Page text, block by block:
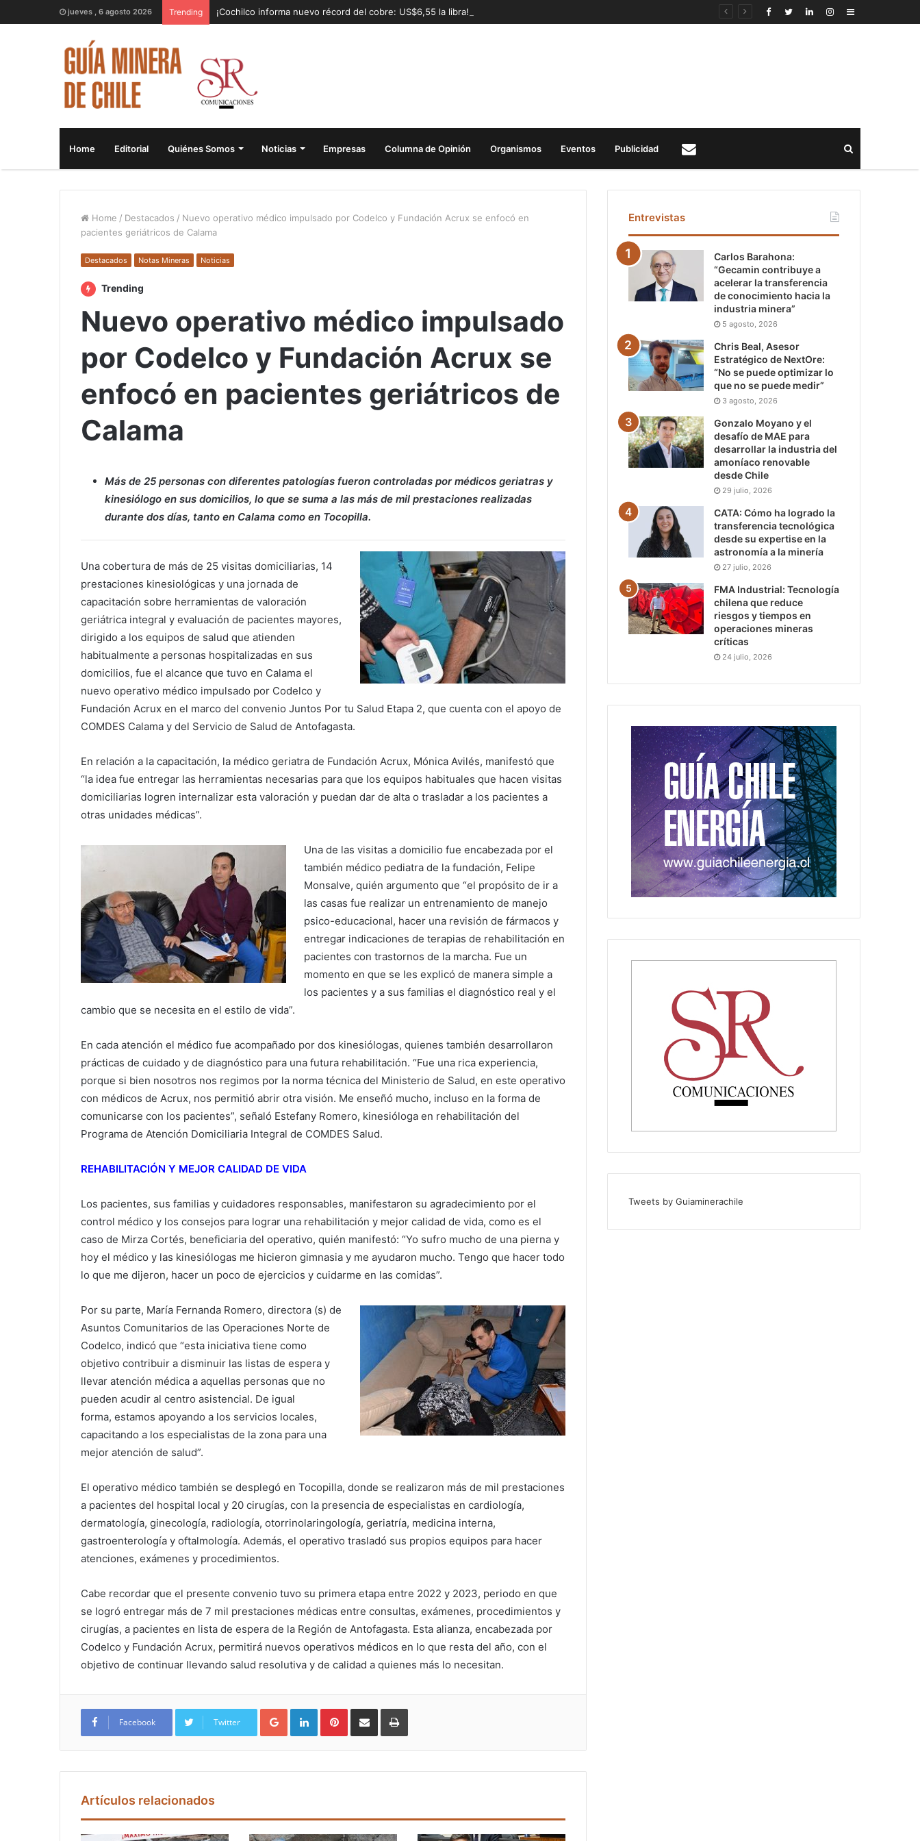
jueves , 6 agosto 2026 Trending ¡Cochilco informa nuevo récord del cobre: US$6,55 la libra! Sidebar
Home Editorial Quiénes Somos Noticias Empresas Columna de Opinión Organismos Eventos Publicidad
Home / Destacados / Nuevo operativo médico impulsado por Codelco y Fundación Acrux se enfocó en
pacientes geriátricos de Calama
Destacados Notas Mineras Noticias
Trending
Nuevo operativo médico impulsado
por Codelco y Fundación Acrux se
enfocó en pacientes geriátricos de
Calama
Más de 25 personas con diferentes patologías fueron controladas por médicos geriatras y
kinesiólogo en sus domicilios, lo que se suma a las más de mil prestaciones realizadas
durante dos días, tanto en Calama como en Tocopilla.
Una cobertura de más de 25 visitas domiciliarias, 14
prestaciones kinesiológicas y una jornada de
capacitación sobre herramientas de valoración
geriátrica integral y evaluación de pacientes mayores,
dirigido a los equipos de salud que atienden
habitualmente a personas hospitalizadas en sus
domicilios, fue el alcance que tuvo en Calama el
nuevo operativo médico impulsado por Codelco y
Fundación Acrux en el marco del convenio Juntos Por tu Salud Etapa 2, que cuenta con el apoyo de
COMDES Calama y del Servicio de Salud de Antofagasta.
En relación a la capacitación, la médico geriatra de Fundación Acrux, Mónica Avilés, manifestó que
“la idea fue entregar las herramientas necesarias para que los equipos habituales que hacen visitas
domiciliarias logren internalizar esta valoración y puedan dar de alta o trasladar a los pacientes a
otras unidades médicas”.
Una de las visitas a domicilio fue encabezada por el
también médico pediatra de la fundación, Felipe
Monsalve, quién argumento que “el propósito de ir a
las casas fue realizar un entrenamiento de manejo
psico-educacional, hacer una revisión de fármacos y
entregar indicaciones de terapias de rehabilitación en
pacientes con trastornos de la marcha. Fue un
momento en que se les explicó de manera simple a
los pacientes y a sus familias el diagnóstico real y el
cambio que se necesita en el estilo de vida”.
En cada atención el médico fue acompañado por dos kinesiólogas, quienes también desarrollaron
prácticas de cuidado y de diagnóstico para una futura rehabilitación. “Fue una rica experiencia,
porque si bien nosotros nos regimos por la norma técnica del Ministerio de Salud, en este operativo
con médicos de Acrux, nos permitió abrir otra visión. Me enseñó mucho, incluso en la forma de
comunicarse con los pacientes”, señaló Estefany Romero, kinesióloga en rehabilitación del
Programa de Atención Domiciliaria Integral de COMDES Salud.
REHABILITACIÓN Y MEJOR CALIDAD DE VIDA
Los pacientes, sus familias y cuidadores responsables, manifestaron su agradecimiento por el
control médico y los consejos para lograr una rehabilitación y mejor calidad de vida, como es el
caso de Mirza Cortés, beneficiaria del operativo, quién manifestó: “Yo sufro mucho de una pierna y
hoy el médico y las kinesiólogas me hicieron gimnasia y me ayudaron mucho. Tengo que hacer todo
lo que me dijeron, hacer un poco de ejercicios y cuidarme en las comidas”.
Por su parte, María Fernanda Romero, directora (s) de
Asuntos Comunitarios de las Operaciones Norte de
Codelco, indicó que “esta iniciativa tiene como
objetivo contribuir a disminuir las listas de espera y
llevar atención médica a aquellas personas que no
pueden acudir al centro asistencial. De igual
forma, estamos apoyando a los servicios locales,
capacitando a los especialistas de la zona para una
mejor atención de salud”.
El operativo médico también se desplegó en Tocopilla, donde se realizaron más de mil prestaciones
a pacientes del hospital local y 20 cirugías, con la presencia de especialistas en cardiología,
dermatología, ginecología, radiología, otorrinolaringología, geriatría, medicina interna,
gastroenterología y oftalmología. Además, el operativo trasladó sus propios equipos para hacer
atenciones, exámenes y procedimientos.
Cabe recordar que el presente convenio tuvo su primera etapa entre 2022 y 2023, periodo en que
se logró entregar más de 7 mil prestaciones médicas entre consultas, exámenes, procedimientos y
cirugías, a pacientes en lista de espera de la Región de Antofagasta. Esta alianza, encabezada por
Codelco y Fundación Acrux, permitirá nuevos operativos médicos en lo que resta del año, con el
objetivo de continuar llevando salud resolutiva y de calidad a quienes más lo necesitan.
Facebook Twitter
Google+ LinkedIn Pinterest
Artículos relacionados
Entrevistas
Carlos Barahona:
“Gecamin contribuye a
acelerar la transferencia
de conocimiento hacia la
industria minera”
5 agosto, 2026
Chris Beal, Asesor
Estratégico de NextOre:
“No se puede optimizar lo
que no se puede medir”
3 agosto, 2026
Gonzalo Moyano y el
desafío de MAE para
desarrollar la industria del
amoníaco renovable
desde Chile
29 julio, 2026
CATA: Cómo ha logrado la
transferencia tecnológica
desde su expertise en la
astronomía a la minería
27 julio, 2026
FMA Industrial: Tecnología
chilena que reduce
riesgos y tiempos en
operaciones mineras
críticas
24 julio, 2026
Tweets by Guiaminerachile